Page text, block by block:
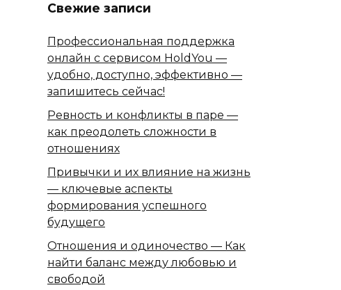
Свежие записи
Профессиональная поддержка
онлайн с сервисом HoldYou —
удобно, доступно, эффективно —
запишитесь сейчас!
Ревность и конфликты в паре —
как преодолеть сложности в
отношениях
Привычки и их влияние на жизнь
— ключевые аспекты
формирования успешного
будущего
Отношения и одиночество — Как
найти баланс между любовью и
свободой